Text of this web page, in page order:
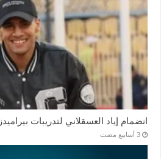
انضمام إياد العسقلاني لتدريبات بيراميدز
‏3 أسابيع مضت